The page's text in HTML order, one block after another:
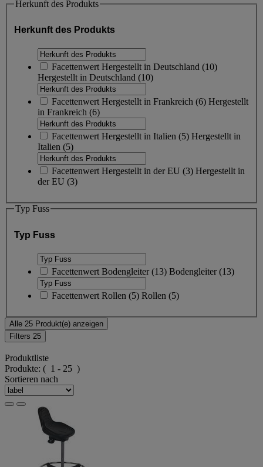
Herkunft des Produkts
Herkunft des Produkts
Facettenwert Hergestellt in Deutschland (10)
Hergestellt in Deutschland (10)
Facettenwert Hergestellt in Frankreich (6) Hergestellt
in Frankreich (6)
Facettenwert Hergestellt in Italien (5) Hergestellt in
Italien (5)
Facettenwert Hergestellt in der EU (3) Hergestellt in
der EU (3)
Typ Fuss
Typ Fuss
Facettenwert Bodengleiter(13) Bodengleiter(13)
Facettenwert Rollen (5) Rollen (5)
Alle 25 Produkt(e) anzeigen
Filters 25
Produktliste
Produkte: ( 1 - 25 )
Sortieren nach